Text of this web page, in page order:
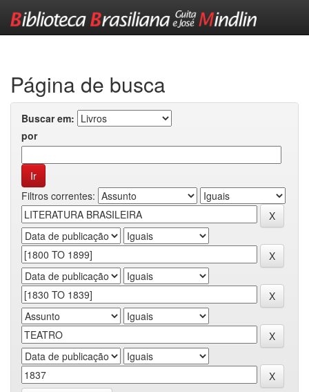
Página de busca
Buscar em:
por
Filtros correntes: